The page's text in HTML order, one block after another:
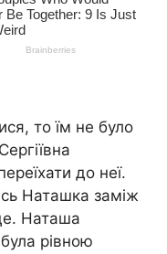
то їм не було
до неї.
Наташка заміж
Наташа
рівною